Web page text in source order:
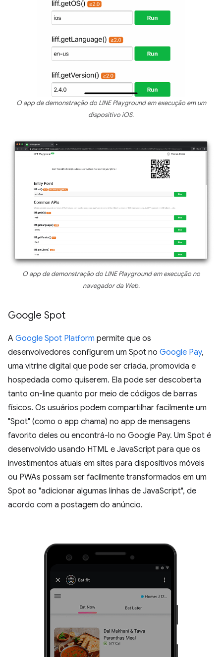
O app de demonstração do LINE Playground em execução em um
dispositivo iOS.
O app de demonstração do LINE Playground em execução no
navegador da Web.
Google Spot
A Google Spot Platform permite que os
desenvolvedores configurem um Spot no Google Pay,
uma vitrine digital que pode ser criada, promovida e
hospedada como quiserem. Ela pode ser descoberta
tanto on-line quanto por meio de códigos de barras
físicos. Os usuários podem compartilhar facilmente um
"Spot" (como o app chama) no app de mensagens
favorito deles ou encontrá-lo no Google Pay. Um Spot é
desenvolvido usando HTML e JavaScript para que os
investimentos atuais em sites para dispositivos móveis
ou PWAs possam ser facilmente transformados em um
Spot ao "adicionar algumas linhas de JavaScript", de
acordo com a postagem do anúncio.